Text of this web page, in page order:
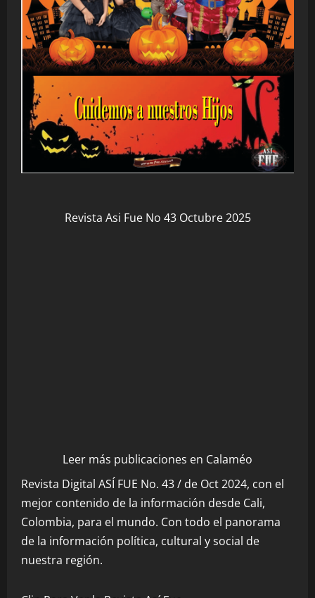
Revista Asi Fue No 43 Octubre 2025
Leer más publicaciones en Calaméo
Revista Digital ASÍ FUE No. 43 / de Oct 2024, con el
mejor contenido de la información desde Cali,
Colombia, para el mundo. Con todo el panorama
de la información política, cultural y social de
nuestra región.